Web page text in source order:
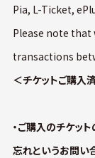
Pia, L-Ticket,
Please note
transactions
＜チケットご購入
・ご購入のチケッ
忘れというお問い